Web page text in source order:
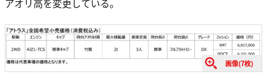
アオリ高を変更している。
画像(7枚)